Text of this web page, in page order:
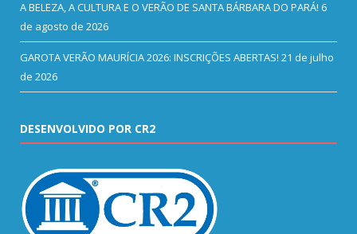
A BELEZA, A CULTURA E O VERÃO DE SANTA BÁRBARA DO PARÁ! 6
de agosto de 2026
GAROTA VERÃO MAURÍCIA 2026: INSCRIÇÕES ABERTAS! 21 de julho
de 2026
DESENVOLVIDO POR CR2